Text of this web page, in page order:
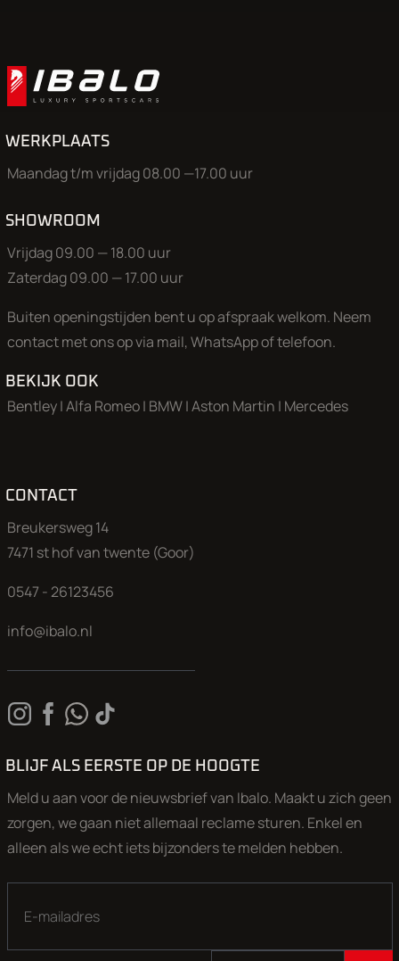
WERKPLAATS
Maandag t/m vrijdag 08.00 —17.00 uur
SHOWROOM
Vrijdag 09.00 — 18.00 uur
Zaterdag 09.00 — 17.00 uur
Buiten openingstijden bent u op afspraak welkom. Neem
contact met ons op via mail, WhatsApp of telefoon.
BEKIJK OOK
Bentley|Alfa Romeo| BMW|Aston Martin | Mercedes
CONTACT
Breukersweg 14
7471 st hof van twente (Goor)
0547 - 26123456
info@ibalo.nl
BLIJF ALS EERSTE OP DE HOOGTE
Meld u aan voor de nieuwsbrief van Ibalo. Maakt u zich geen
zorgen, we gaan niet allemaal reclame sturen. Enkel en
alleen als we echt iets bijzonders te melden hebben.